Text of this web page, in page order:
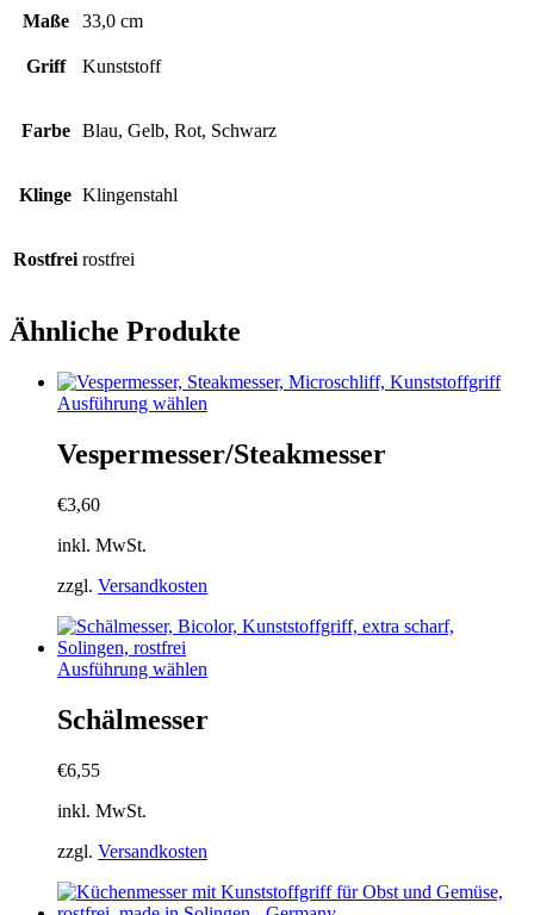
Maße 33,0 cm
Griff Kunststoff
Farbe Blau, Gelb, Rot, Schwarz
Klinge Klingenstahl
Rostfrei rostfrei
Ähnliche Produkte
Ausführung wählen
weist
mehrere
auf
der
Produktseite
werden
Vespermesser/Steakmesser
€3,60
inkl. MwSt.
zzgl. Versandkosten
Ausführung wählen
auf
der
Produktseite
Schälmesser
€6,55
inkl. MwSt.
zzgl. Versandkosten